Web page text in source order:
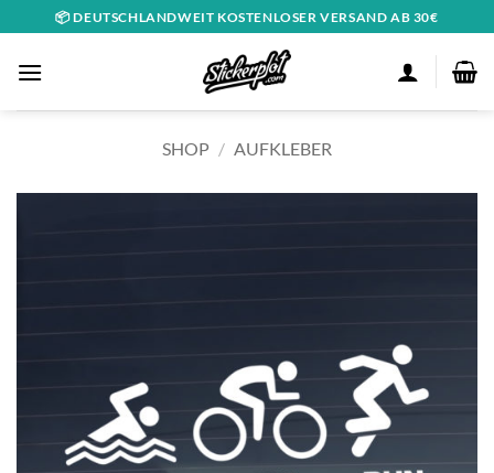
Inhalt
springen
📦 DEUTSCHLANDWEIT KOSTENLOSER VERSAND AB 30€
SHOP / AUFKLEBER